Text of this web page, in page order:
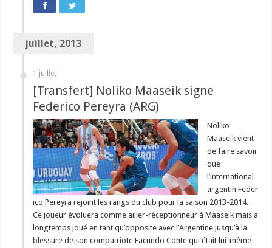
juillet, 2013
1 juillet
[Transfert] Noliko Maaseik signe
Federico Pereyra (ARG)
Noliko
Maaseik vient
de faire savoir
que
l’international
argentin Feder
ico Pereyra rejoint les rangs du club pour la saison 2013-2014.
Ce joueur évoluera comme ailier-réceptionneur à Maaseik mais a
longtemps joué en tant qu’opposite avec l’Argentine jusqu’à la
blessure de son compatriote Facundo Conte qui était lui-même